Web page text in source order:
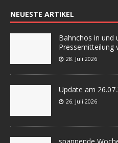
NEUESTE ARTIKEL
Bahnchos in und
Pressemitteilung
28. Juli 2026
Update am
26. Juli 2026
spannende